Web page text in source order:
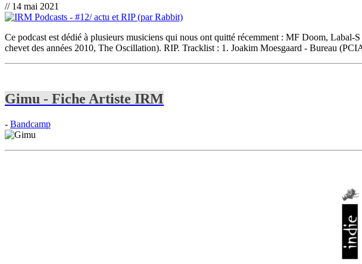
// 14 mai 2021
Ce podcast est dédié à plusieurs musiciens qui nous ont quitté récemment : MF Doom,
chevet des années 2010, The Oscillation). RIP. Tracklist : 1. Joakim Moesgaard - Bureau
Gimu - Fiche Artiste IRM
- Bandcamp